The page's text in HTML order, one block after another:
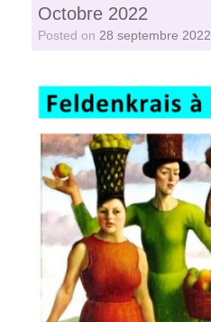
Octobre 2022
Posted on 28 septembre 2022